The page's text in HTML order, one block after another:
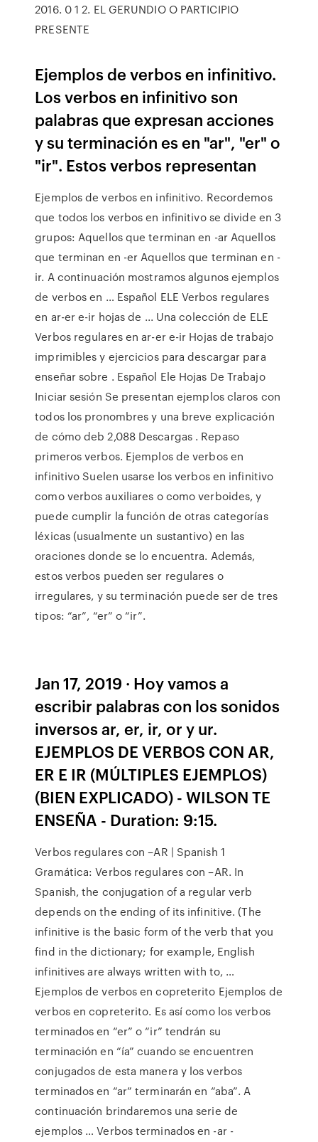
2016. 0 1 2. EL GERUNDIO O PARTICIPIO
PRESENTE
Ejemplos de verbos en infinitivo.
Los verbos en infinitivo son
palabras que expresan acciones
y su terminación es en "ar", "er" o
"ir". Estos verbos representan
Ejemplos de verbos en infinitivo. Recordemos
que todos los verbos en infinitivo se divide en 3
grupos: Aquellos que terminan en -ar Aquellos
que terminan en -er Aquellos que terminan en -
ir. A continuación mostramos algunos ejemplos
de verbos en … Español ELE Verbos regulares
en ar-er e-ir hojas de ... Una colección de ELE
Verbos regulares en ar-er e-ir Hojas de trabajo
imprimibles y ejercicios para descargar para
enseñar sobre . Español Ele Hojas De Trabajo
Iniciar sesión Se presentan ejemplos claros con
todos los pronombres y una breve explicación
de cómo deb 2,088 Descargas . Repaso
primeros verbos. Ejemplos de verbos en
infinitivo Suelen usarse los verbos en infinitivo
como verbos auxiliares o como verboides, y
puede cumplir la función de otras categorías
léxicas (usualmente un sustantivo) en las
oraciones donde se lo encuentra. Además,
estos verbos pueden ser regulares o
irregulares, y su terminación puede ser de tres
tipos: “ar”, “er” o “ir”.
Jan 17, 2019 · Hoy vamos a
escribir palabras con los sonidos
inversos ar, er, ir, or y ur.
EJEMPLOS DE VERBOS CON AR,
ER E IR (MÚLTIPLES EJEMPLOS)
(BIEN EXPLICADO) - WILSON TE
ENSEÑA - Duration: 9:15.
Verbos regulares con –AR | Spanish 1
Gramática: Verbos regulares con –AR. In
Spanish, the conjugation of a regular verb
depends on the ending of its infinitive. (The
infinitive is the basic form of the verb that you
find in the dictionary; for example, English
infinitives are always written with to, …
Ejemplos de verbos en copreterito Ejemplos de
verbos en copreterito. Es así como los verbos
terminados en “er” o “ir” tendrán su
terminación en “ía” cuando se encuentren
conjugados de esta manera y los verbos
terminados en “ar” terminarán en “aba”. A
continuación brindaremos una serie de
ejemplos … Verbos terminados en -ar -